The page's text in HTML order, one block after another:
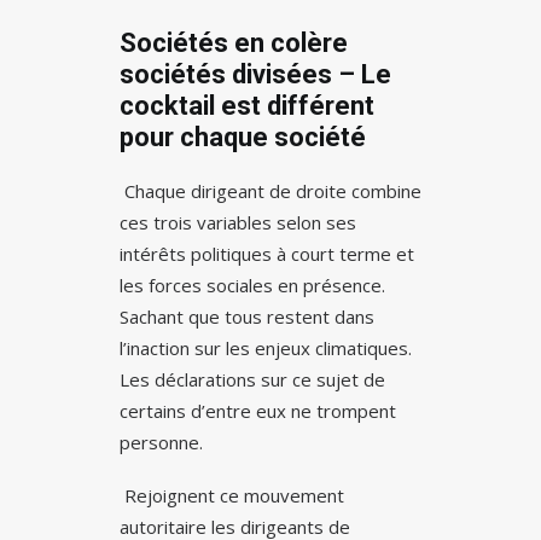
Sociétés en colère
sociétés divisées – Le
cocktail est différent
pour chaque société
Chaque dirigeant de droite combine
ces trois variables selon ses
intérêts politiques à court terme et
les forces sociales en présence.
Sachant que tous restent dans
l’inaction sur les enjeux climatiques.
Les déclarations sur ce sujet de
certains d’entre eux ne trompent
personne.
Rejoignent ce mouvement
autoritaire les dirigeants de